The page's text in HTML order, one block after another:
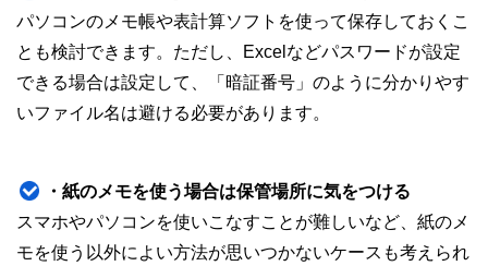
パソコンのメモ帳や表計算ソフトを使って保存しておくこ
とも検討できます。ただし、Excelなどパスワードが設定
できる場合は設定して、「暗証番号」のように分かりやす
いファイル名は避ける必要があります。
・紙のメモを使う場合は保管場所に気をつける
スマホやパソコンを使いこなすことが難しいなど、紙のメ
モを使う以外によい方法が思いつかないケースも考えられ